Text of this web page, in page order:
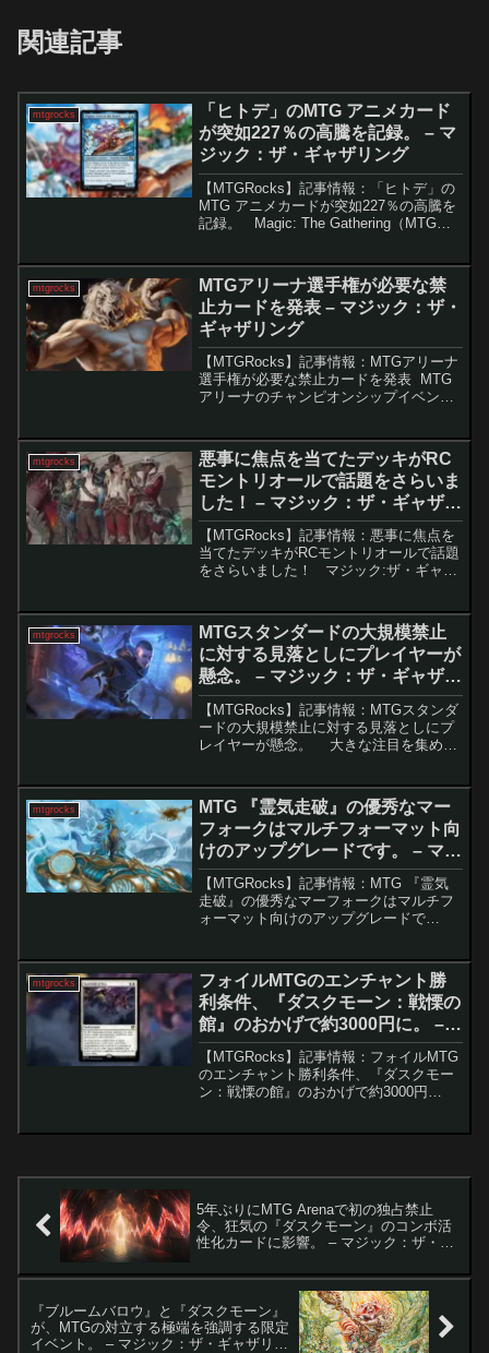
関連記事
mtgrocks
「ヒトデ」のMTG アニメカード
が突如227％の高騰を記録。 – マ
ジック：ザ・ギャザリング
【MTGRocks】記事情報：「ヒトデ」の
MTG アニメカードが突如227％の高騰を
記録。 Magic: The Gathering（MTG）
すが、特に話題になって...
mtgrocks
MTGアリーナ選手権が必要な禁
止カードを発表 – マジック：ザ・
ギャザリング
【MTGRocks】記事情報：MTGアリーナ
選手権が必要な禁止カードを発表 MTG
アリーナのチャンピオンシップイベント
す。総額20万ドルの賞金プールを誇るこ
のトーナメン...
mtgrocks
悪事に焦点を当てたデッキがRC
モントリオールで話題をさらいま
した！ – マジック：ザ・ギャザリ
ング
【MTGRocks】記事情報：悪事に焦点を
当てたデッキがRCモントリオールで話題
をさらいました！ マジック:ザ・ギャザ
が登場し、スタンダードフォーマットの
動向に新た...
mtgrocks
MTGスタンダードの大規模禁止
に対する見落としにプレイヤーが
懸念。 – マジック：ザ・ギャザリ
ング
【MTGRocks】記事情報：MTGスタンダ
ードの大規模禁止に対する見落としにプ
レイヤーが懸念。 大きな注目を集めた
レイヤーが「巨怪の怒り」や「コーリ鋼
の短刀」の...
mtgrocks
MTG 『霊気走破』の優秀なマー
フォークはマルチフォーマット向
けのアップグレードです。 – マジ
ック：ザ・ギャザリング
【MTGRocks】記事情報：MTG 『霊気
走破』の優秀なマーフォークはマルチフ
ォーマット向けのアップグレードで
ォーク」は、これまで物足りなかったマ
ーフォークデッ...
mtgrocks
フォイルMTGのエンチャント勝
利条件、『ダスクモーン：戦慄の
館』のおかげで約3000円に。 –
マジック：ザ・ギャザリング
【MTGRocks】記事情報：フォイルMTG
のエンチャント勝利条件、『ダスクモー
ン：戦慄の館』のおかげで約3000円
5年ぶりにMTG Arenaで初の独占禁止
令、狂気の『ダスクモーン』のコンボ活
性化カードに影響。 – マジック：ザ・ギ
『ブルームバロウ』と『ダスクモーン』
が、MTGの対立する極端を強調する限定
イベント。 – マジック：ザ・ギャザリン